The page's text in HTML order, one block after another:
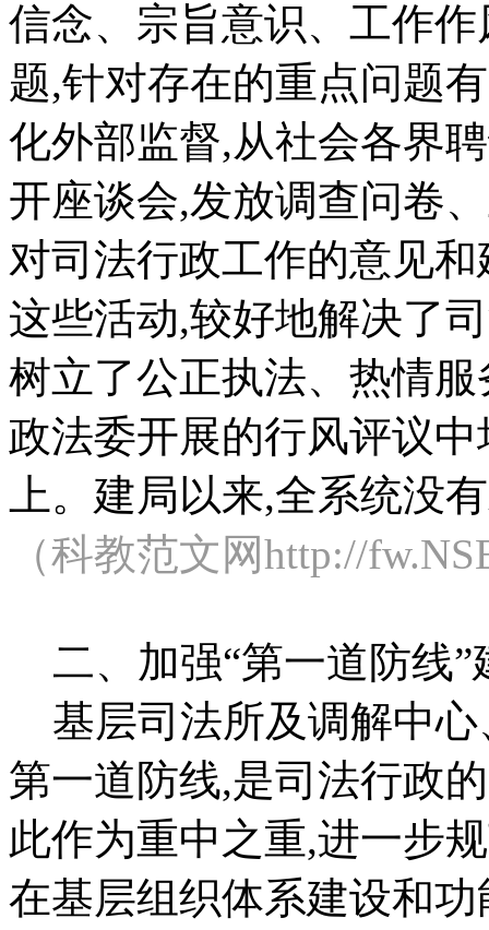
信念、宗旨意识、工作
题,针对存在的重点问题
化外部监督,从社会各界
开座谈会,发放调查问卷
对司法行政工作的意见
这些活动,较好地解决了
树立了公正执法、热情
政法委开展的行风评议
上。建局以来,全系统没
（科教范文网http://
二、加强“第一道防线”
基层司法所及调解中心
第一道防线,是司法行政
此作为重中之重,进一步
在基层组织体系建设和